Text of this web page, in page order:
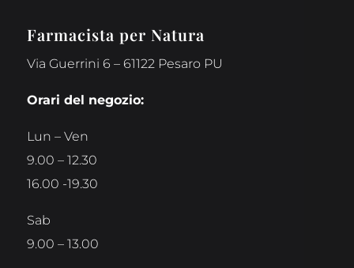
Farmacista per Natura
Via Guerrini 6 – 61122 Pesaro PU
Orari del negozio:
Lun – Ven
9.00 – 12.30
16.00 -19.30
Sab
9.00 – 13.00